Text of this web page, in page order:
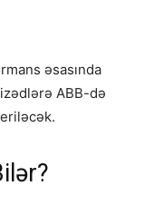
əsasında
ABB-də